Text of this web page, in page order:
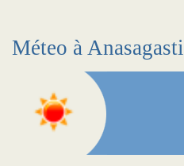
Méteo à Anasagasti